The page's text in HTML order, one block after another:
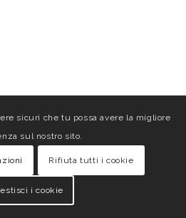
sicuri che tu possa avere la migliore
sul nostro sito.
Rifiuta tutti i cookie
i cookie